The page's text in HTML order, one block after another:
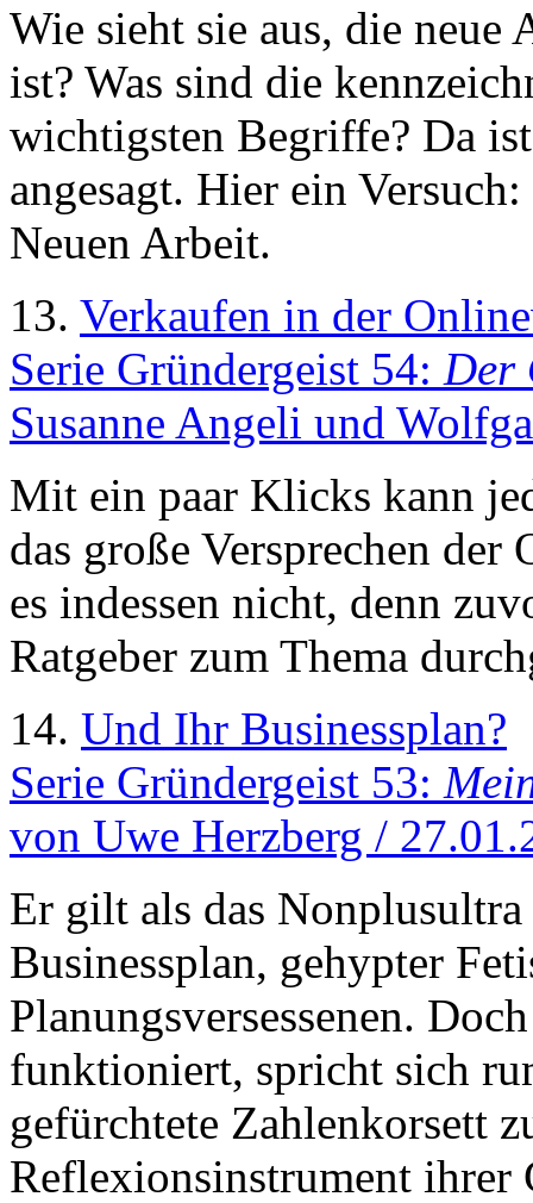
Wie sieht sie aus, die neue
ist? Was sind die
wichtigsten Begriffe? Da
angesagt. Hier ein
Neuen Arbeit.
13. Verkaufen in der
Serie Gründergeist 54: Der
Susanne Angeli und
Mit ein paar Klicks kann
das große Versprechen
es indessen nicht, denn
Ratgeber zum Thema
14. Und Ihr Businessplan?
Serie Gründergeist 53:
von Uwe Herzberg /
Er gilt als das
Businessplan, gehypter
Planungsversessenen.
funktioniert, spricht sich
gefürchtete Zahlenkorsett
Reflexionsinstrument ihrer